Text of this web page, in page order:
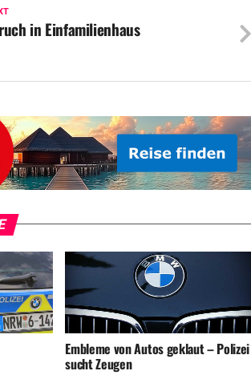
in Einfamilienhaus
Embleme von Autos geklaut – Polizei
sucht Zeugen